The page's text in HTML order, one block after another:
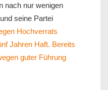
nach nur wenigen
seine Partei
Hochverrats
Jahren Haft. Bereits
guter Führung